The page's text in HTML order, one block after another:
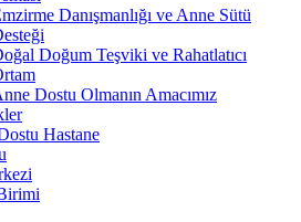
Danışmanlığı ve Anne Sütü
Doğum Teşviki ve Rahatlatıcı
Dostu Olmanın Amacımız
Hastane